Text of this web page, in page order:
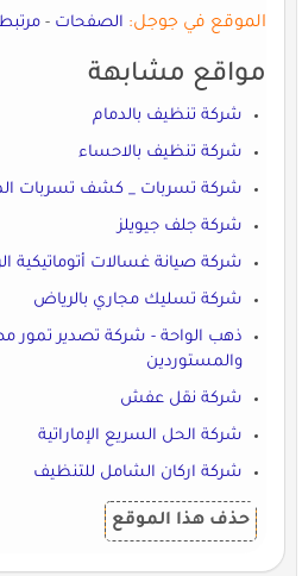
الموقع في جوجل: الصفحات-مرتبط
مواقع مشابهة
شركة تنظيف بالدمام
شركة تنظيف بالاحساء
شركة تسربات _ كشف تسربات
شركة جلف جيويلز
شركة صيانة غسالات أتوماتيكية
شركة تسليك مجاري بالرياض
ذهب الواحة - شركة تصدير تمور
والمستوردين
شركة نقل عفش
شركة الحل السريع الإماراتية
شركة اركان الشامل للتنظيف
حذف هذا الموقع